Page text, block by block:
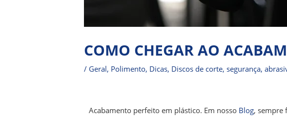
COMO CHEGAR AO
/ Geral, Polimento, Dicas, Discos de corte,segurança,
Acabamento perfeito em plástico. Em nosso Blog, sempre